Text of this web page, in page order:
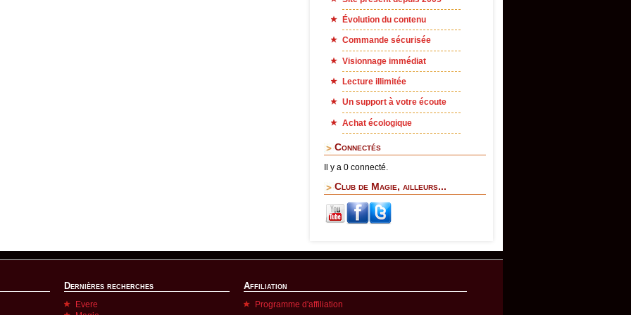
Évolution du contenu
Commande sécurisée
Visionnage immédiat
Lecture illimitée
Un support à votre écoute
Achat écologique
Connectés
Il y a 0 connecté.
Club de Magie, ailleurs...
Dernières recherches
Evere
Affiliation
Programme d'affiliation